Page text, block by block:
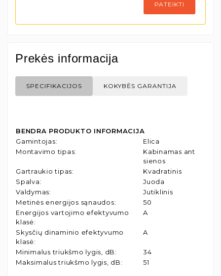
PATEIKTI
Prekės informacija
SPECIFIKACIJOS KOKYBĖS GARANTIJA
BENDRA PRODUKTO INFORMACIJA
Gamintojas:
Elica
Montavimo tipas:
Kabinamas ant
sienos
Gartraukio tipas:
Kvadratinis
Spalva:
Juoda
Valdymas:
Jutiklinis
Metinės energijos sąnaudos:
50
Energijos vartojimo efektyvumo
klasė:
A
Skysčių dinaminio efektyvumo
klasė:
A
Minimalus triukšmo lygis, dB:
34
Maksimalus triukšmo lygis, dB: 51